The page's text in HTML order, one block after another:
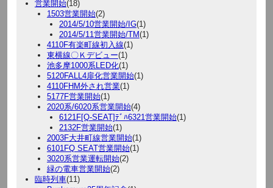
営業開始(18)
1503営業開始(2)
2014/5/10営業開始/IG(1)
2014/5/11営業開始/TM(1)
4110F有楽町線初入線(1)
東横線〇Ｋデビュー(1)
池多摩1000系LED化(1)
5120FALL4扉化営業開始(1)
4110FHM外され営業(1)
5177F営業開始(1)
2020系/6020系営業開始(4)
6121F[Q-SEAT]ﾃﾞﾊ6321営業開始(1)
2132F営業開始(1)
2003F大井町線営業開始(1)
6101FQ SEAT営業開始(1)
3020系営業運転開始(2)
緑の電車営業開始(2)
臨時列車(11)